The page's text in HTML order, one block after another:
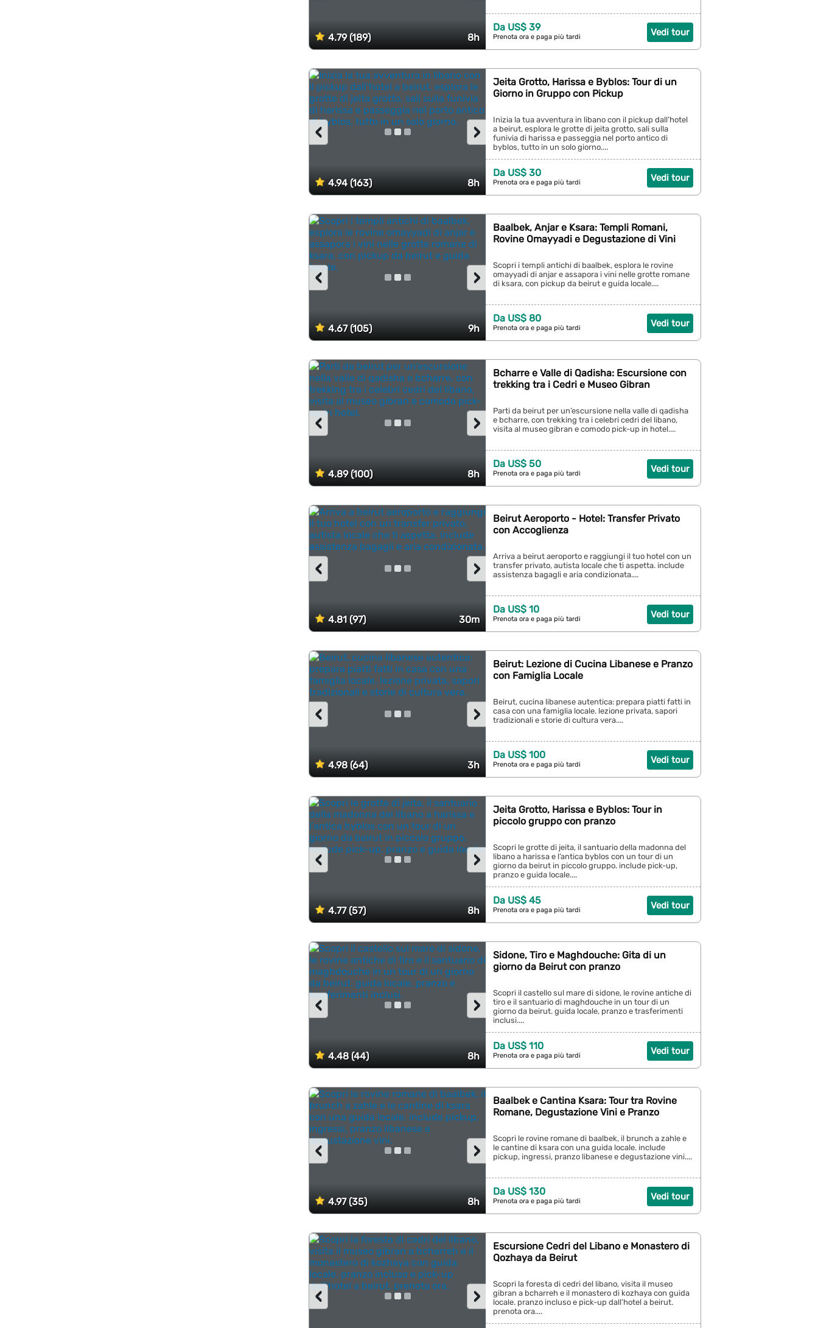
4.79 (189) 8h Vedi tour
Da US$ 39
Prenota ora e paga più tardi
4.94 (163) 8h
›
‹
Jeita Grotto, Harissa e Byblos: Tour di un
Giorno in Gruppo con Pickup
Inizia la tua avventura in libano con il pickup dall’hotel
a beirut, esplora le grotte di jeita grotto, sali sulla
funivia di harissa e passeggia nel porto antico di
byblos, tutto in un solo giorno....
Vedi tour
Da US$ 30
Prenota ora e paga più tardi
4.67 (105) 9h
›
‹
Baalbek, Anjar e Ksara: Templi Romani,
Rovine Omayyadi e Degustazione di Vini
Scopri i templi antichi di baalbek, esplora le rovine
omayyadi di anjar e assapora i vini nelle grotte romane
di ksara, con pickup da beirut e guida locale....
Vedi tour
Da US$ 80
Prenota ora e paga più tardi
4.89 (100) 8h
›
‹
Bcharre e Valle di Qadisha: Escursione con
trekking tra i Cedri e Museo Gibran
Parti da beirut per un’escursione nella valle di qadisha
e bcharre, con trekking tra i celebri cedri del libano,
visita al museo gibran e comodo pick-up in hotel....
Vedi tour
Da US$ 50
Prenota ora e paga più tardi
4.81 (97) 30m
›
‹
Beirut Aeroporto - Hotel: Transfer Privato
con Accoglienza
Arriva a beirut aeroporto e raggiungi il tuo hotel con un
transfer privato, autista locale che ti aspetta. include
assistenza bagagli e aria condizionata....
Vedi tour
Da US$ 10
Prenota ora e paga più tardi
4.98 (64) 3h
›
‹
Beirut: Lezione di Cucina Libanese e Pranzo
con Famiglia Locale
Beirut, cucina libanese autentica: prepara piatti fatti in
casa con una famiglia locale. lezione privata, sapori
tradizionali e storie di cultura vera....
Vedi tour
Da US$ 100
Prenota ora e paga più tardi
4.77 (57) 8h
›
‹
Jeita Grotto, Harissa e Byblos: Tour in
piccolo gruppo con pranzo
Scopri le grotte di jeita, il santuario della madonna del
libano a harissa e l’antica byblos con un tour di un
giorno da beirut in piccolo gruppo. include pick-up,
pranzo e guida locale....
Vedi tour
Da US$ 45
Prenota ora e paga più tardi
4.48 (44) 8h
›
‹
Sidone, Tiro e Maghdouche: Gita di un
giorno da Beirut con pranzo
Scopri il castello sul mare di sidone, le rovine antiche di
tiro e il santuario di maghdouche in un tour di un
giorno da beirut. guida locale, pranzo e trasferimenti
inclusi....
Vedi tour
Da US$ 110
Prenota ora e paga più tardi
4.97 (35) 8h
›
‹
Baalbek e Cantina Ksara: Tour tra Rovine
Romane, Degustazione Vini e Pranzo
Scopri le rovine romane di baalbek, il brunch a zahle e
le cantine di ksara con una guida locale. include
pickup, ingressi, pranzo libanese e degustazione vini....
Vedi tour
Da US$ 130
Prenota ora e paga più tardi
›
‹
Escursione Cedri del Libano e Monastero di
Qozhaya da Beirut
Scopri la foresta di cedri del libano, visita il museo
gibran a bcharreh e il monastero di kozhaya con guida
locale. pranzo incluso e pick-up dall’hotel a beirut.
prenota ora....